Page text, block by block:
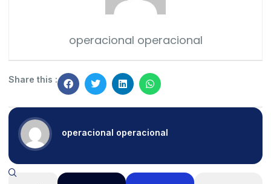
operacional operacional
Share this :
operacional operacional